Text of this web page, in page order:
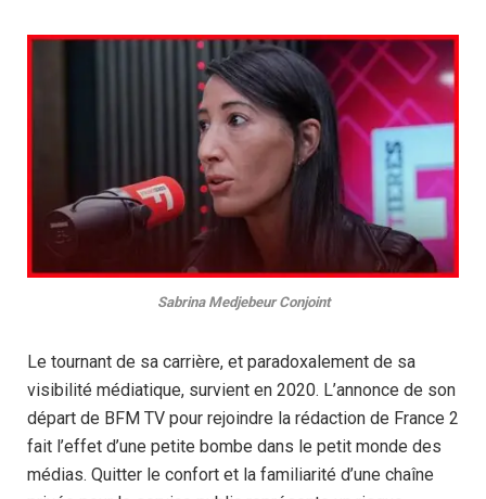
Sabrina Medjebeur Conjoint
Le tournant de sa carrière, et paradoxalement de sa
visibilité médiatique, survient en 2020. L’annonce de son
départ de BFM TV pour rejoindre la rédaction de France 2
fait l’effet d’une petite bombe dans le petit monde des
médias. Quitter le confort et la familiarité d’une chaîne